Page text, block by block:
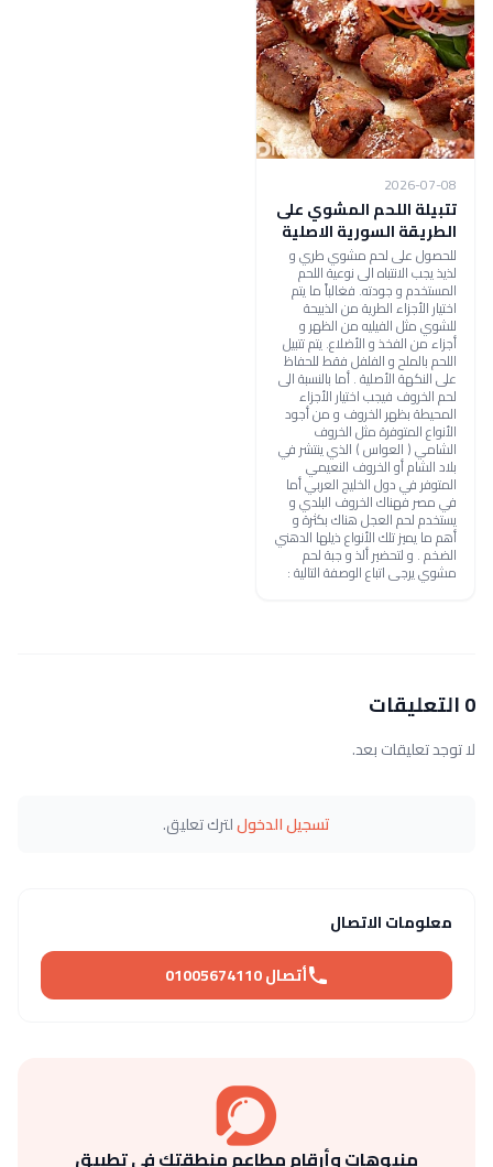
2026-07-08
تتبيلة اللحم المشوي على
الطريقة السورية الاصلية
للحصول على لحم مشوي طري و
لذيذ يجب الانتباه الى نوعية اللحم
المستخدم و جودته. فغالباً ما يتم
اختيار الأجزاء الطرية من الذبيحة
للشوي مثل الفيليه من الظهر و
أجزاء من الفخذ و الأضلاع. يتم تتبيل
اللحم بالملح و الفلفل فقط للحفاظ
على النكهة الأصلية . أما بالنسبة الى
لحم الخروف فيجب اختيار الأجزاء
المحيطة بظهر الخروف و من أجود
الأنواع المتوفرة مثل الخروف
الشامي ( العواس ) الذي ينتشر في
بلاد الشام أو الخروف النعيمي
المتوفر في دول الخليج العربي أما
في مصر فهناك الخروف البلدي و
يستخدم لحم العجل هناك بكثرة و
أهم ما يميز تلك الأنواع ذيلها الدهني
الضخم . و لتحضير ألذ و جبة لحم
مشوي يرجى اتباع الوصفة التالية :
0 التعليقات
لا توجد تعليقات بعد.
تسجيل الدخوللترك تعليق.
معلومات الاتصال
أتصال 01005674110
منيوهات وأرقام مطاعم منطقتك في تطبيق